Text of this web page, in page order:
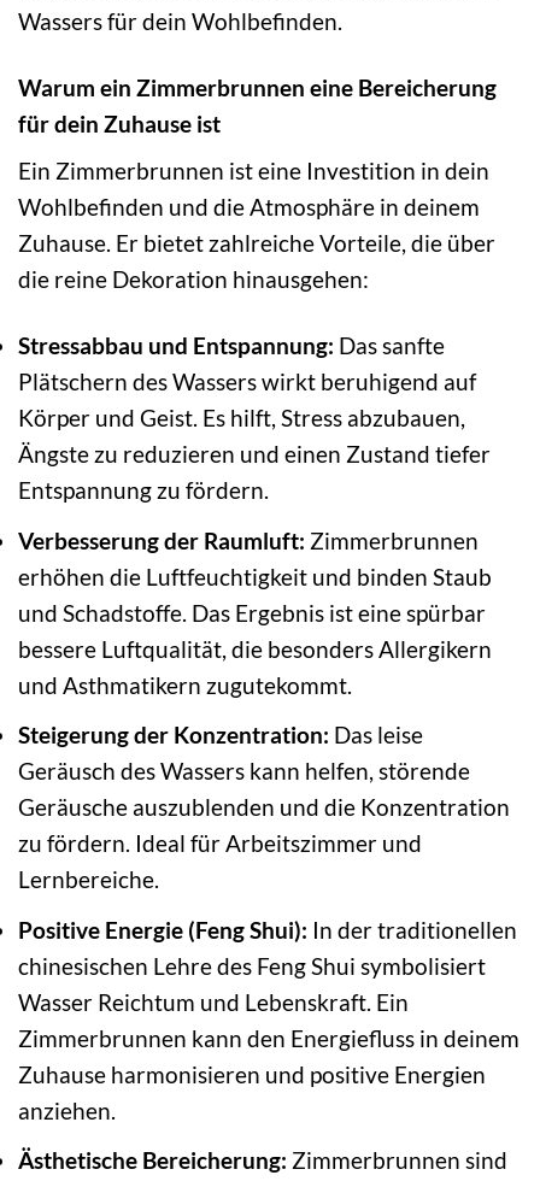
Wassers für dein Wohlbefinden.
Warum ein Zimmerbrunnen eine Bereicherung
für dein Zuhause ist
Ein Zimmerbrunnen ist eine Investition in dein
Wohlbefinden und die Atmosphäre in deinem
Zuhause. Er bietet zahlreiche Vorteile, die über
die reine Dekoration hinausgehen:
Stressabbau und Entspannung: Das sanfte
Plätschern des Wassers wirkt beruhigend auf
Körper und Geist. Es hilft, Stress abzubauen,
Ängste zu reduzieren und einen Zustand tiefer
Entspannung zu fördern.
Verbesserung der Raumluft: Zimmerbrunnen
erhöhen die Luftfeuchtigkeit und binden Staub
und Schadstoffe. Das Ergebnis ist eine spürbar
bessere Luftqualität, die besonders Allergikern
und Asthmatikern zugutekommt.
Steigerung der Konzentration: Das leise
Geräusch des Wassers kann helfen, störende
Geräusche auszublenden und die Konzentration
zu fördern. Ideal für Arbeitszimmer und
Lernbereiche.
Positive Energie (Feng Shui): In der traditionellen
chinesischen Lehre des Feng Shui symbolisiert
Wasser Reichtum und Lebenskraft. Ein
Zimmerbrunnen kann den Energiefluss in deinem
Zuhause harmonisieren und positive Energien
anziehen.
Ästhetische Bereicherung: Zimmerbrunnen sind